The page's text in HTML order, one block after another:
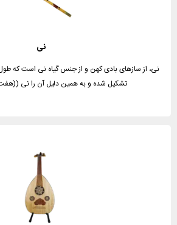
نی
نی، از سازهای بادی کهن و از جنس گیاه نی است که
تشکیل شده و به همین دلیل آن را نی